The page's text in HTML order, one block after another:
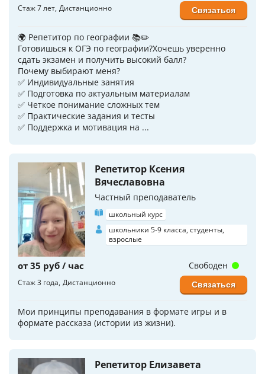
Стаж 7 лет Дистанционно
🌍 Репетитор по географии 📚✏️
Готовишься к ОГЭ по географии?Хочешь уверенно
сдать экзамен и получить высокий балл?
Почему выбирают меня?
✅ Индивидуальные занятия
✅ Подготовка по актуальным материалам
✅ Четкое понимание сложных тем
✅ Практические задания и тесты
✅ Поддержка и мотивация на ...
Связаться
Репетитор Ксения
Вячеславовна
Частный преподаватель
школьный курс
школьники 5-9 класса, студенты,
взрослые
от 35 руб / час
Стаж 3 года Дистанционно
Мои принципы преподавания в формате игры и в
формате рассказа (истории из жизни).
Свободен
Связаться
Репетитор Елизавета